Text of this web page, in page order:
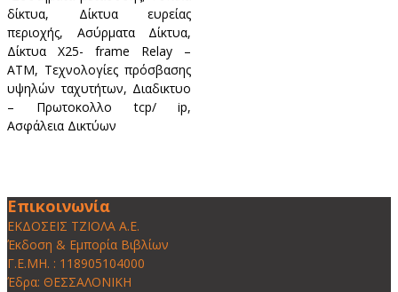
δίκτυα, Δίκτυα ευρείας
περιοχής, Ασύρματα Δίκτυα,
Δίκτυα Χ25- frame Relay –
ATM, Τεχνολογίες πρόσβασης
υψηλών ταχυτήτων, Διαδικτυο
– Πρωτοκολλο tcp/ ip,
Ασφάλεια Δικτύων
Επικοινωνία
ΕΚΔΟΣΕΙΣ ΤΖΙΟΛΑ Α.Ε.
Έκδοση & Εμπορία Βιβλίων
Γ.Ε.ΜΗ. : 118905104000
Έδρα: ΘΕΣΣΑΛΟΝΙΚΗ